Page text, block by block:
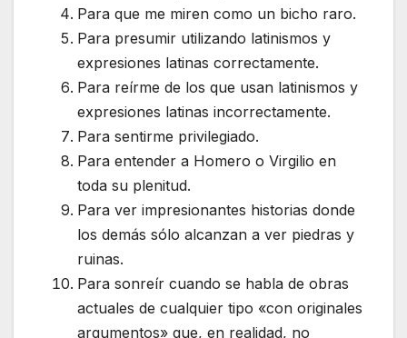
Para que me miren como un bicho raro.
Para presumir utilizando latinismos y
expresiones latinas correctamente.
Para reírme de los que usan latinismos y
expresiones latinas incorrectamente.
Para sentirme privilegiado.
Para entender a Homero o Virgilio en
toda su plenitud.
Para ver impresionantes historias donde
los demás sólo alcanzan a ver piedras y
ruinas.
Para sonreír cuando se habla de obras
actuales de cualquier tipo «con originales
argumentos» que, en realidad, no